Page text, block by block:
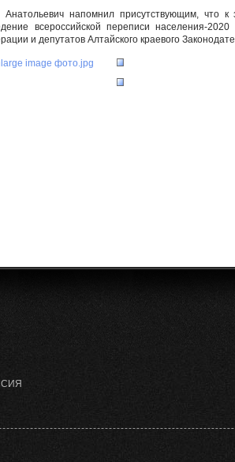
напомнил присутствующим, что
всероссийской переписи населения-
и депутатов Алтайского краевого